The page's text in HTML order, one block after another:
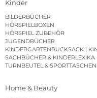
Kinder
BILDERBÜCHER
HÖRSPIELBOXEN
HÖRSPIEL ZUBEHÖR
JUGENDBÜCHER
KINDERGARTENRUCKSACK |
SACHBÜCHER & KINDERLEXIKA
TURNBEUTEL & SPORTTASCHEN
Home & Beauty